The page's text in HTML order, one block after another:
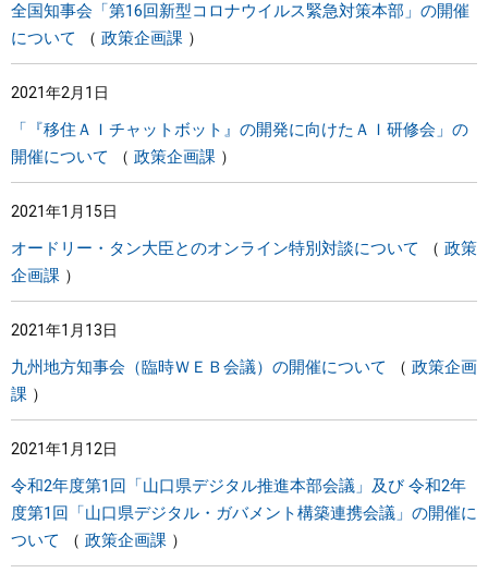
全国知事会「第16回新型コロナウイルス緊急対策本部」の開催
について
政策企画課
2021年2月1日
「『移住ＡＩチャットボット』の開発に向けたＡＩ研修会」の
開催について
政策企画課
2021年1月15日
オードリー・タン大臣とのオンライン特別対談について
政策
企画課
2021年1月13日
九州地方知事会（臨時ＷＥＢ会議）の開催について
政策企画
課
2021年1月12日
令和2年度第1回「山口県デジタル推進本部会議」及び 令和2年
度第1回「山口県デジタル・ガバメント構築連携会議」の開催に
ついて
政策企画課